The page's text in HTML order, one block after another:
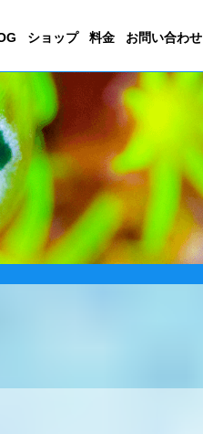
ショップ 料金 お問い合わせ